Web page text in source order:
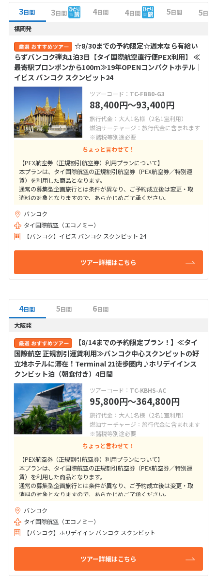
3日間 3日間 4日間 4日間 5日間 5日間
福岡発
☆8/30までの予約限定☆週末なら有給い
らずバンコク弾丸1泊3日【タイ国際航空直行便PEX利用】 ≪
最寄駅プロンポンから100ｍ≫19年OPENコンパクトホテル｜
イビス バンコク スクンビット24
ツアーコード： TC-FBB0-G3
88,400円〜93,400円
旅行代金：大人1名様（2名1室利用）
燃油サーチャージ：旅行代金に含まれます
※諸税等別途必要
ちょっと言わせて！
【PEX航空券（正規割引航空券）利用プランについて】
本プランは、タイ国際航空の正規割引航空券（PEX航空券／特別運
賃）を利用した商品となります。
通常の募集型企画旅行とは条件が異なり、ご予約成立後は変更・取
消料の対象となりますので、あらかじめご了承ください。
■ご予約にあたって
【1】ご参加者全員分の情報が必要となります。
ご予約時に、パスポート情報（パスポート記載名）・生年月日・性
別をご準備のうえ、お問い合わせください。
【2】ご予約後、速やかにご入金手続きが必要となります。
クレジットカードによるオンライン決済もご利用いただけます。
バンコク
タイ国際航空（エコノミー）
【バンコク】イビス バンコク スクンビット 24
ツアー詳細はこちら
4日間 5日間 6日間
大阪発
【8/14までの予約限定プラン！】≪タイ
国際航空 正規割引運賃利用≫バンコク中心スクンビットの好
立地ホテルに滞在！Terminal 21徒歩圏内♪ホリデイインス
クンビット泊（朝食付き）4日間
ツアーコード： TC-KBHS-AC
95,800円〜364,800円
旅行代金：大人1名様（2名1室利用）
燃油サーチャージ：旅行代金に含まれます
※諸税等別途必要
ちょっと言わせて！
【PEX航空券（正規割引航空券）利用プランについて】
本プランは、タイ国際航空の正規割引航空券（PEX航空券／特別運
賃）を利用した商品となります。
通常の募集型企画旅行とは条件が異なり、ご予約成立後は変更・取
消料の対象となりますので、あらかじめご了承ください。
■ご予約にあたって
【1】ご参加者全員分の情報が必要となります。
ご予約時に、パスポート情報（パスポート記載名）・生年月日・性
別をご準備のうえ、お問い合わせください。
【2】ご予約後、速やかにご入金手続きが必要となります。
クレジットカードによるオンライン決済もご利用いただけます。
バンコク
タイ国際航空（エコノミー）
【バンコク】ホリデイイン バンコク スクンビット
ツアー詳細はこちら